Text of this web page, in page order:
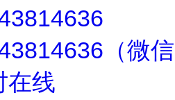
（微信
在线